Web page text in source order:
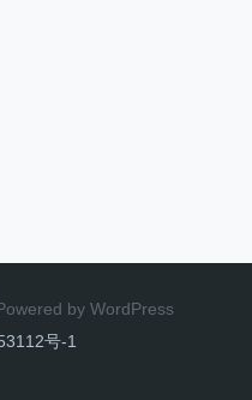
by WordPress
号-1